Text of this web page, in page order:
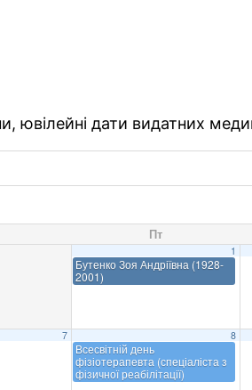
ювілейні дати видатних
Пт
1
Бутенко Зоя Андріївна (1928-
2001)
7 8
Всесвітній день
фізіотерапевта (спеціаліста з
фізичної реабілітації)